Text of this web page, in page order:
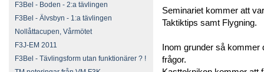
F3Bel - Boden - 2:a tävlingen
F3Bel - Älvsbyn - 1:a tävlingen
Nollåttacupen, Vårmötet
F3J-EM 2011
F3Bel - Tävlingsform utan funktionärer ? !
Seminariet kommer att
Taktiktips samt Flygning.
Inom grunder så kommer
frågor.